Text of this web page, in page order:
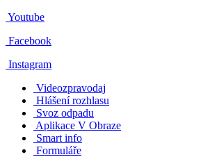
Youtube
Facebook
Instagram
Videozpravodaj
Hlášení rozhlasu
Svoz odpadu
Aplikace V Obraze
Smart info
Formuláře